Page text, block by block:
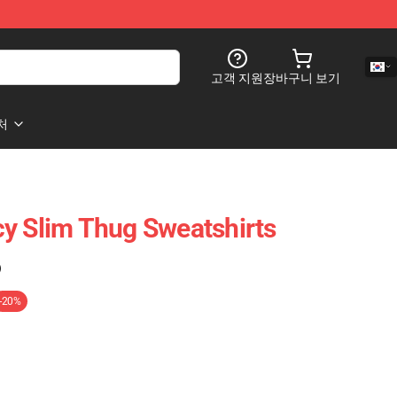
고객 지원장바구니 보기
Slim Thug Sweatshirts
-20%